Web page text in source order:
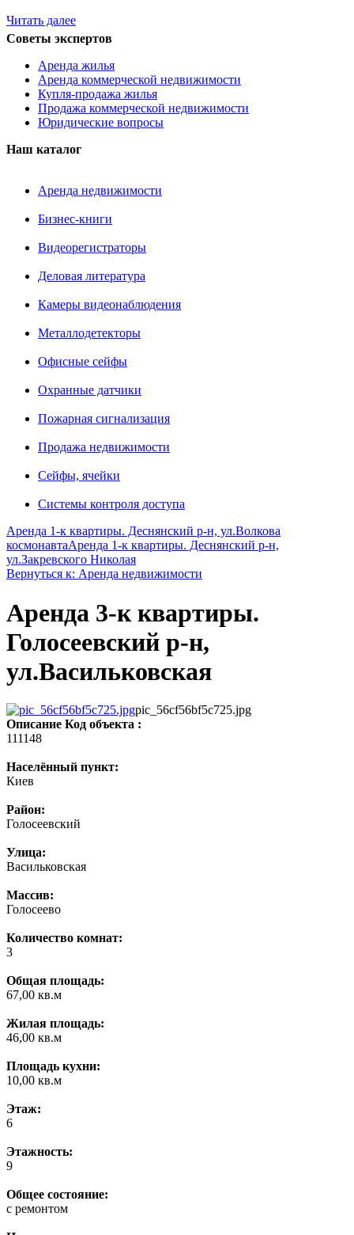
Читать далее
Советы экспертов
Аренда жилья
Аренда коммерческой недвижимости
Купля-продажа жилья
Продажа коммерческой недвижимости
Юридические вопросы
Наш каталог
Аренда недвижимости
Бизнес-книги
Видеорегистраторы
Деловая литература
Камеры видеонаблюдения
Металлодетекторы
Офисные сейфы
Охранные датчики
Пожарная сигнализация
Продажа недвижимости
Сейфы, ячейки
Системы контроля доступа
Аренда 1-к квартиры. Деснянский р-н, ул.Волкова
космонавтаАренда 1-к квартиры. Деснянский р-н,
ул.Закревского Николая
Вернуться к: Аренда недвижимости
Аренда 3-к квартиры.
Голосеевский р-н,
ул.Васильковская
pic_56cf56bf5c725.jpg
Описание Код объекта :
111148
Населённый пункт:
Киев
Район:
Голосеевский
Улица:
Васильковская
Массив:
Голосеево
Количество комнат:
3
Общая площадь:
67,00 кв.м
Жилая площадь:
46,00 кв.м
Площадь кухни:
10,00 кв.м
Этаж:
6
Этажность:
9
Общее состояние:
с ремонтом